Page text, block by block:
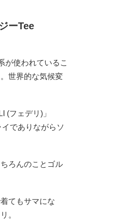
ーTee
が使われているこ
世界的な気候変
(フェデリ)」
でありながらソ
ろんのことゴル
てもサマにな
。